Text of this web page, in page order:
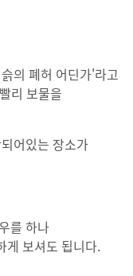
의 폐허 어딘가'라고
리 보물을
어있는 장소가
를 하나
게 보셔도 됩니다.